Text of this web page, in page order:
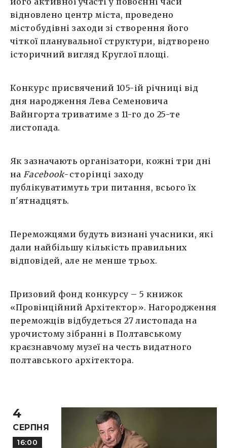
відновлено центр міста, проведено
містобудівні заходи зі створення його
чіткої планувальної структури, відтворено
історичний вигляд Круглої площі.
Конкурс присвячений 105-ій річниці від
дня народження Лева Семеновича
Вайнгорта триватиме з 11-го до 25-те
листопада.
Як зазначають організатори, кожні три дні
на Facebook-сторінці заходу
публікуватимуть три питання, всього їх
п'ятнадцять.
Переможцями будуть визнані учасники, які
дали найбільшу кількість правильних
відповідей, але не менше трьох.
Призовий фонд конкурсу – 5 книжок
«Провінційний Архітектор». Нагородження
переможців відбудеться 27 листопада на
урочистому зібранні в Полтавському
краєзнавчому музеї на честь видатного
полтавського архітектора.
4
СЕРПНЯ
16:00